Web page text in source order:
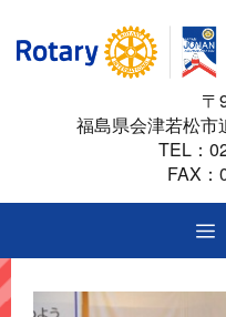
ス
ッ
プ
〒
福島県会津若松市
TEL：
FAX：